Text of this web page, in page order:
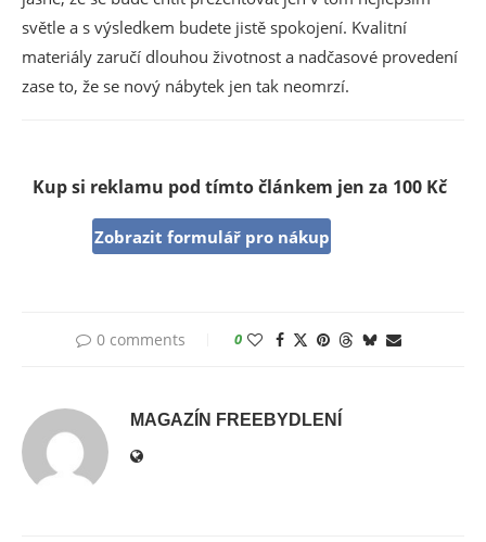
světle a s výsledkem budete jistě spokojení. Kvalitní
materiály zaručí dlouhou životnost a nadčasové provedení
zase to, že se nový nábytek jen tak neomrzí.
Kup si reklamu pod tímto článkem jen za 100 Kč
Zobrazit formulář pro nákup
0 comments 0
MAGAZÍN FREEBYDLENÍ